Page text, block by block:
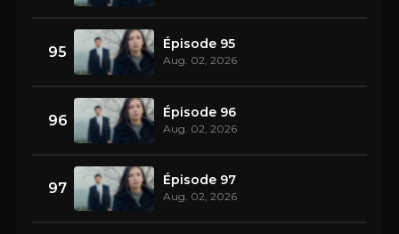
95 Épisode 95
Aug. 02, 2026
96 Épisode 96
Aug. 02, 2026
97 Épisode 97
Aug. 02, 2026